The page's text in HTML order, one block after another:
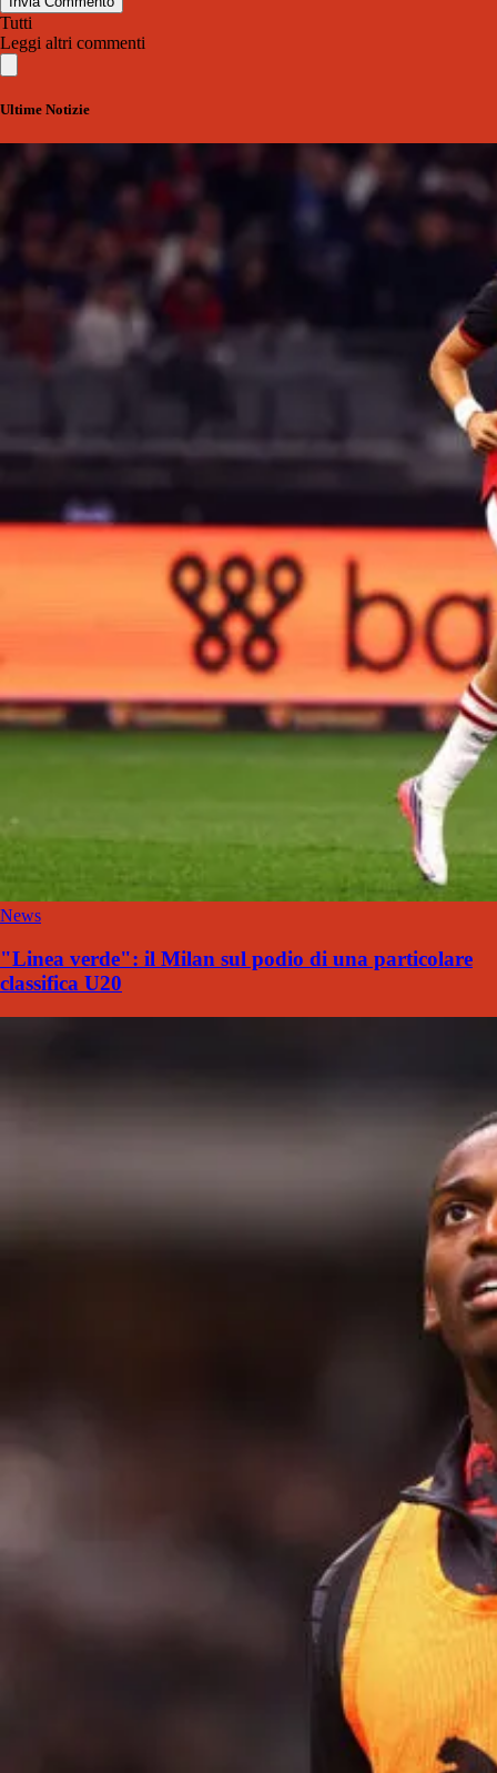
Tutti
Leggi altri commenti
Ultime Notizie
News
"Linea verde": il Milan sul podio di una particolare
classifica U20